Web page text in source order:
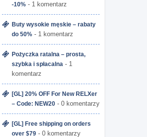
-10% - 1 komentarz
Buty wysokie męskie – rabaty
do 50% - 1 komentarz
Pożyczka ratalna – prosta,
szybka i spłacalna - 1
komentarz
[GL] 20% OFF For New RELXer
– Code: NEW20 - 0 komentarzy
[GL] Free shipping on orders
over $79 - 0 komentarzy